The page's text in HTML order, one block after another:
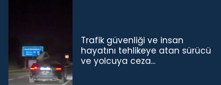
Trafik güvenliği ve insan
hayatını tehlikeye atan sürücü
ve yolcuya ceza...